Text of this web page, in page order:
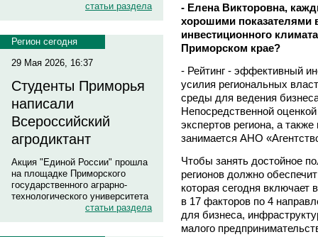
статьи раздела
Регион сегодня
29 Мая 2026, 16:37
Студенты Приморья
написали
Всероссийский
агродиктант
Акция "Единой России" прошла
на площадке Приморского
государственного аграрно-
технологического университета
статьи раздела
- Елена Викторовна,
хорошими показателями
инвестиционного
Приморском крае?
- Рейтинг - эффективный
усилия региональных
среды для ведения
Непосредственной
экспертов региона, а
занимается АНО
Чтобы занять достойное
регионов должно
которая сегодня включает
в 17 факторов по 4
для бизнеса,
малого